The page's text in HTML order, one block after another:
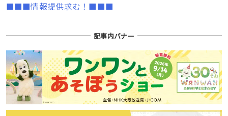
■■■情報提供求む！■■■
記事内バナー